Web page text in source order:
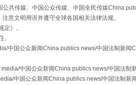
共传媒、中国公众传媒、中国全民传媒China
意文明用语并遵守全球各国相关法律法规。
定》。
。
中国公众新闻China publics news/中国法制新闻
中国公众新闻China publics news/中国法
中国公众新闻China publics news/中国法制